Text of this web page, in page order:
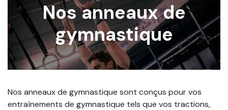
Nos anneaux de
gymnastique
Nos anneaux de gymnastique sont conçus pour vos
entraînements de gymnastique tels que vos tractions,